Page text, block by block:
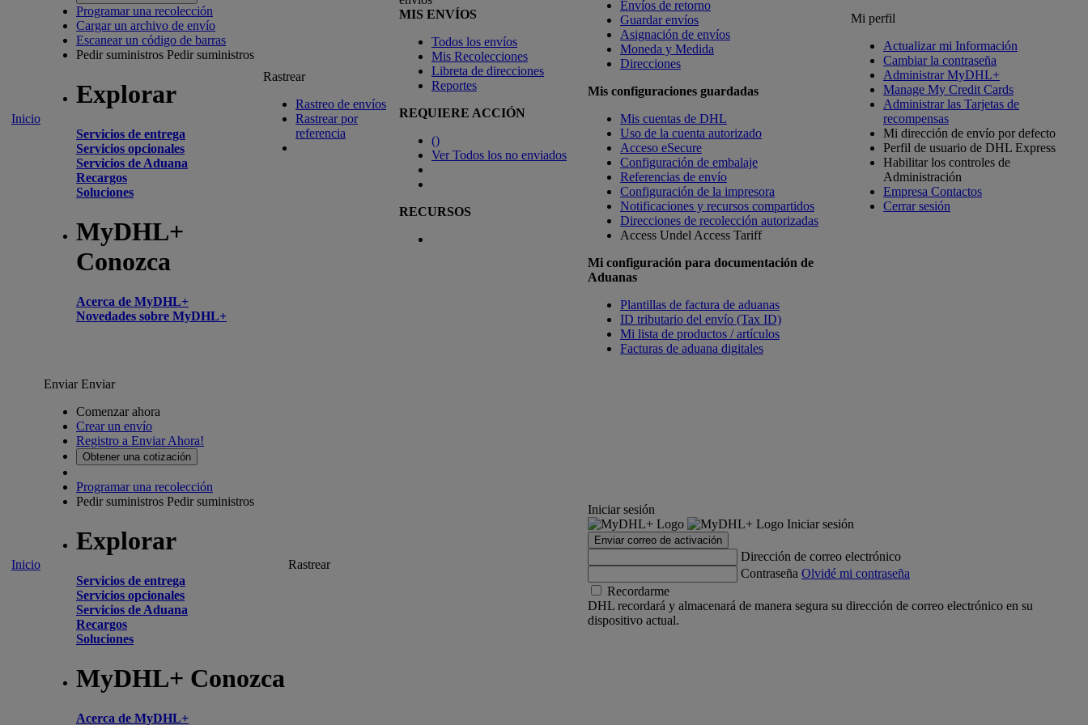
Inicio
Programar una recolección
Cargar un archivo de envío
Escanear un código de barras
Pedir suministros Pedir suministros
Explorar
Servicios de entrega
Servicios opcionales
Servicios de Aduana
Recargos
Soluciones
MyDHL+
Conozca
Acerca de MyDHL+
Novedades sobre MyDHL+
Rastrear
Rastreo de envíos
Rastrear por
referencia
MIS ENVÍOS
Todos los envíos
Mis Recolecciones
Libreta de direcciones
Reportes
REQUIERE ACCIÓN
()
Ver Todos los no enviados
RECURSOS
Envíos de retorno
Guardar envíos
Asignación de envíos
Moneda y Medida
Direcciones
Mis configuraciones guardadas
Mis cuentas de DHL
Uso de la cuenta autorizado
Acceso eSecure
Configuración de embalaje
Referencias de envío
Configuración de la impresora
Notificaciones y recursos compartidos
Direcciones de recolección autorizadas
Access Undel Access Tariff
Mi configuración para documentación de
Aduanas
Plantillas de factura de aduanas
ID tributario del envío (Tax ID)
Mi lista de productos / artículos
Facturas de aduana digitales
Mi perfil
Actualizar mi Información
Cambiar la contraseña
Administrar MyDHL+
Manage My Credit Cards
Administrar las Tarjetas de
recompensas
Mi dirección de envío por defecto
Perfil de usuario de DHL Express
Habilitar los controles de
Administración
Empresa Contactos
Cerrar sesión
Inicio
EnviarEnviar
Comenzar ahora
Crear un envío
Registro a Enviar Ahora!
Obtener una cotización
Programar una recolección
Pedir suministros Pedir suministros
Explorar
Servicios de entrega
Servicios opcionales
Servicios de Aduana
Recargos
Soluciones
MyDHL+ Conozca
Acerca de MyDHL+
Rastrear
Iniciar sesión
Iniciar sesión
Enviar correo de activación
Dirección de correo electrónico
Contraseña Olvidé mi contraseña
Recordarme
DHL recordará y almacenará de manera segura su dirección de correo electrónico en su
dispositivo actual.